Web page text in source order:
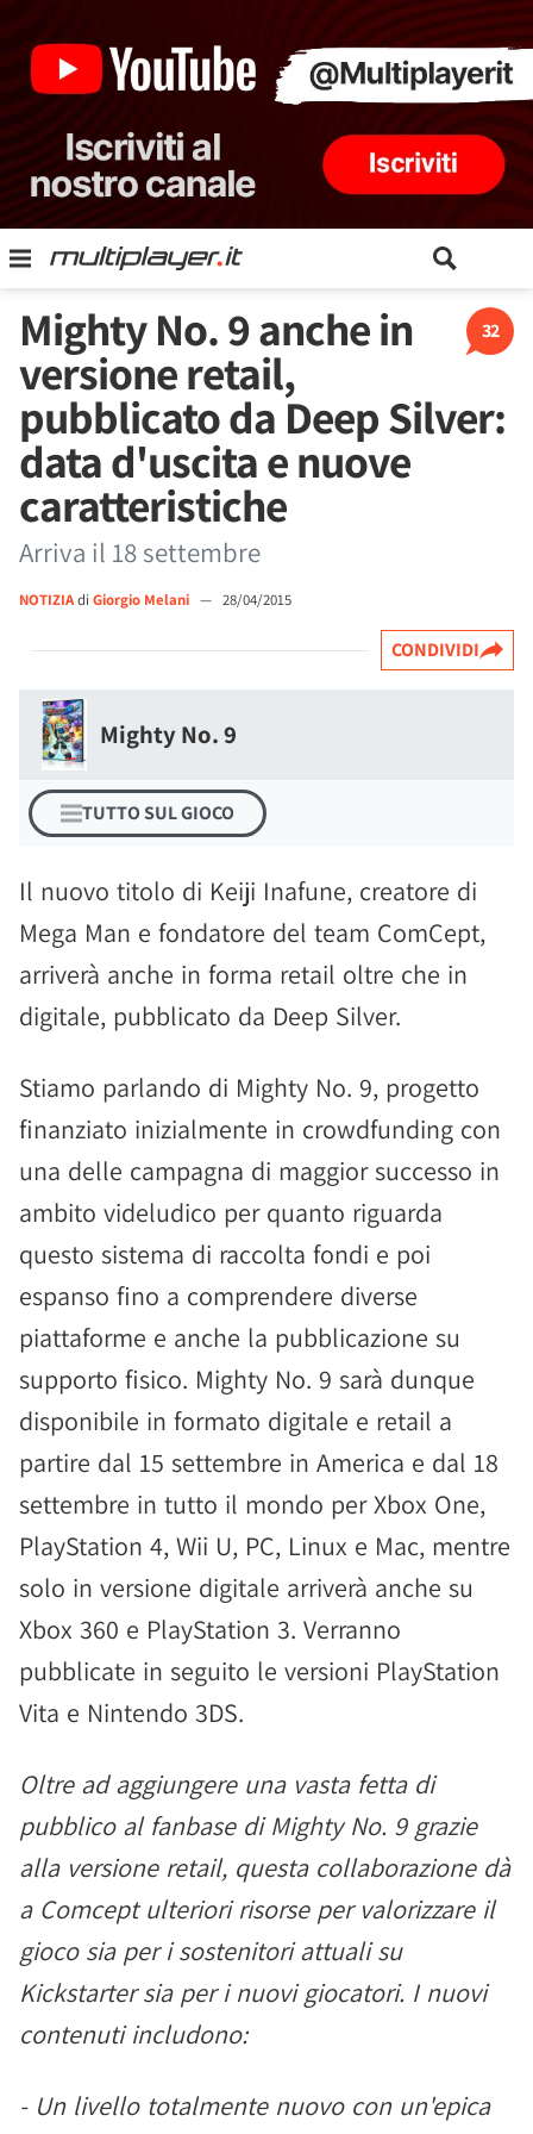
32
Mighty No. 9 anche in
versione retail,
pubblicato da Deep Silver:
data d'uscita e nuove
caratteristiche
Arriva il 18 settembre
NOTIZIAdi Giorgio Melani — 28/04/2015
CONDIVIDI
Mighty No. 9
TUTTO SUL GIOCO
Il nuovo titolo di Keiji Inafune, creatore di
Mega Man e fondatore del team ComCept,
arriverà anche in forma retail oltre che in
digitale, pubblicato da Deep Silver.
Stiamo parlando di Mighty No. 9, progetto
finanziato inizialmente in crowdfunding con
una delle campagna di maggior successo in
ambito videludico per quanto riguarda
questo sistema di raccolta fondi e poi
espanso fino a comprendere diverse
piattaforme e anche la pubblicazione su
supporto fisico. Mighty No. 9 sarà dunque
disponibile in formato digitale e retail a
partire dal 15 settembre in America e dal 18
settembre in tutto il mondo per Xbox One,
PlayStation 4, Wii U, PC, Linux e Mac, mentre
solo in versione digitale arriverà anche su
Xbox 360 e PlayStation 3. Verranno
pubblicate in seguito le versioni PlayStation
Vita e Nintendo 3DS.
Oltre ad aggiungere una vasta fetta di
pubblico al fanbase di Mighty No. 9 grazie
alla versione retail, questa collaborazione dà
a Comcept ulteriori risorse per valorizzare il
gioco sia per i sostenitori attuali su
Kickstarter sia per i nuovi giocatori. I nuovi
contenuti includono:
- Un livello totalmente nuovo con un'epica